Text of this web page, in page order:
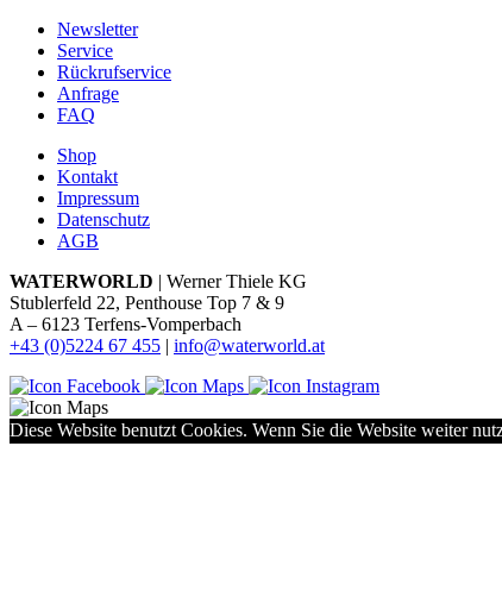
Newsletter
Service
Rückrufservice
Anfrage
FAQ
Shop
Kontakt
Impressum
Datenschutz
AGB
WATERWORLD | Werner Thiele KG
Stublerfeld 22, Penthouse Top 7 & 9
A – 6123 Terfens-Vomperbach
+43 (0)5224 67 455 | info@waterworld.at
Diese Website benutzt Cookies. Wenn Sie die Website weiter